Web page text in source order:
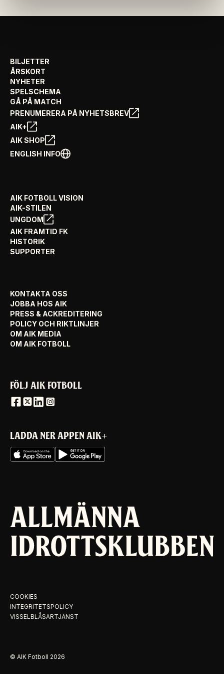
BILJETTER
ÅRSKORT
NYHETER
SPELSCHEMA
GÅ PÅ MATCH
PRENUMERERA PÅ NYHETSBREV
AIK+
AIK SHOP
ENGLISH INFO
AIK FOTBOLL VISION
AIK-STILEN
UNGDOM
AIK FRAMTID FK
HISTORIK
SUPPORTER
KONTAKTA OSS
JOBBA HOS AIK
PRESS & ACKREDITERING
POLICY OCH RIKTLINJER
OM AIK MEDIA
OM AIK FOTBOLL
FÖLJ AIK FOTBOLL
LADDA NER APPEN AIK+
COOKIES
INTEGRITETSPOLICY
VISSELBLÅSARTJÄNST
© AIK Fotboll 2026